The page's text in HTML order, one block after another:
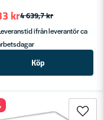
4 639,7 kr
kr
ifrån leverantör ca
Köp